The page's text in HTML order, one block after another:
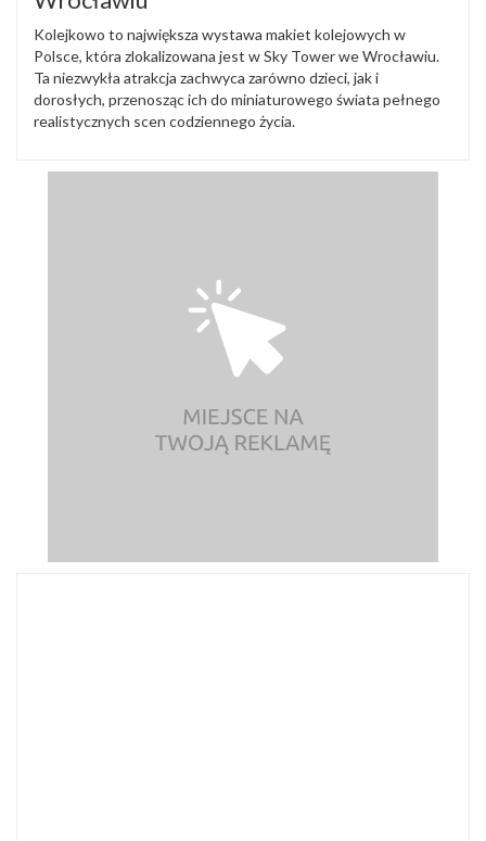
Kolejkowo to największa wystawa makiet kolejowych w
Polsce, która zlokalizowana jest w Sky Tower we Wrocławiu.
Ta niezwykła atrakcja zachwyca zarówno dzieci, jak i
dorosłych, przenosząc ich do miniaturowego świata pełnego
realistycznych scen codziennego życia.